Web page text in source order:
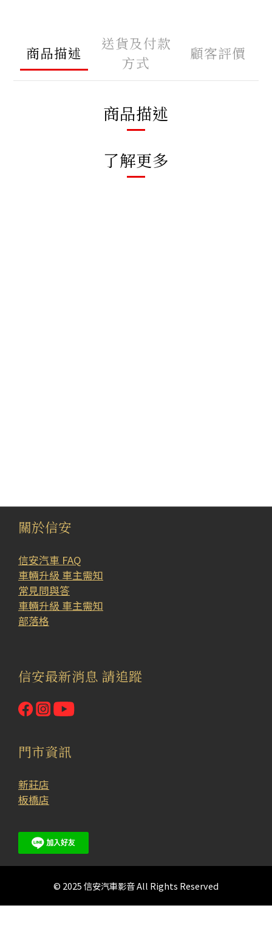
商品描述
送貨及付款
方式
顧客評價
商品描述
了解更多
關於信安
信安汽車 FAQ
車輛升級 車主需知
常見問與答
車輛升級 車主需知
部落格
信安最新消息 請追蹤
門市資訊
新莊店
板橋店
© 2025 信安汽車影音 All Rights Reserved